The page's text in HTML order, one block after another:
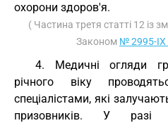
охорони здоров'я.
( Частина третя статті 12 із
Законом № 2995-IX
4. Медичні огляди
річного віку
спеціалістами, які
призовників. У разі